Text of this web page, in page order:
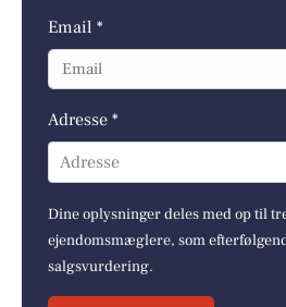
Email *
Adresse *
Adresse
Dine oplysninger deles med op til
ejendomsmæglere, som
salgsvurdering.